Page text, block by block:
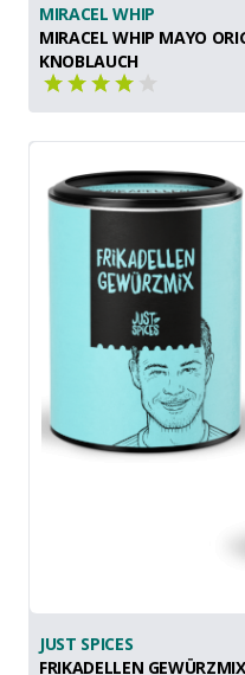
MIRACEL WHIP
MIRACEL WHIP MAYO
KNOBLAUCH
JUST SPICES
FRIKADELLEN